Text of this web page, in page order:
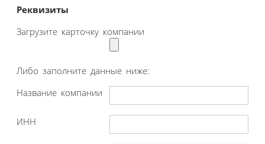
Реквизиты
Загрузите карточку компании
Либо заполните данные ниже:
Название компании
ИНН